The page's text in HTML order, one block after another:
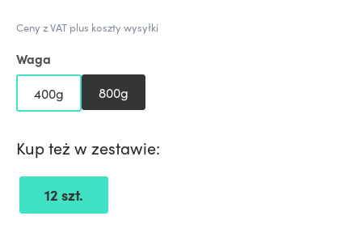
Ceny z VAT plus koszty wysyłki
Waga
400g
800g
Kup też w zestawie:
12 szt.